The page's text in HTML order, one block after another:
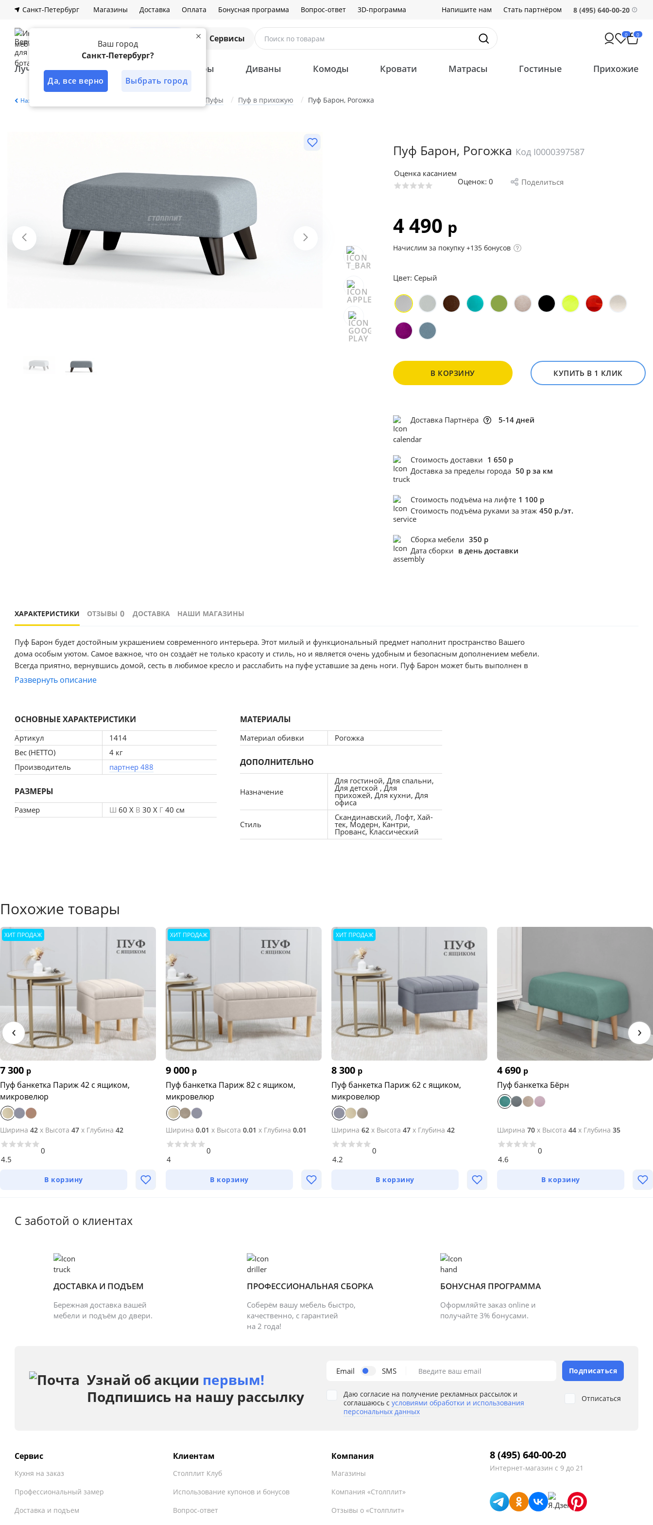
Ваш город
Санкт-Петербург?
Да, все верно Выбрать город
Санкт-Петербург Магазины Доставка Оплата Бонусная программа Вопрос-ответ 3D-программа Напишите нам Стать партнёром 8 (495) 640-00-20
Сервисы Поиск по товарам 0 0
Лучшее решение Шкафы Диваны Комоды Кровати Матрасы Гостиные Прихожие
Назад Пуфы Пуф в прихожую Пуф Барон, Рогожка
Пуф Барон, Рогожка Код I0000397587
Оценка касанием
Оценок: 0 Поделиться
4 490 р
Начислим за покупку +135 бонусов
Цвет: Серый
В КОРЗИНУ КУПИТЬ В 1 КЛИК
Доставка Партнёра 5-14 дней
Стоимость доставки 1 650 р
Доставка за пределы города 50 р за км
Стоимость подъёма на лифте 1 100 р
Стоимость подъёма руками за этаж 450 р./эт.
Сборка мебели 350 р
Дата сборки в день доставки
ХАРАКТЕРИСТИКИ ОТЗЫВЫ 0 ДОСТАВКА НАШИ МАГАЗИНЫ
Пуф Барон будет достойным украшением современного интерьера. Этот милый и функциональный предмет наполнит пространство Вашего
дома особым уютом. Самое важное, что он создаёт не только красоту и стиль, но и является очень удобным и безопасным дополнением мебели.
Всегда приятно, вернувшись домой, сесть в любимое кресло и расслабить на пуфе уставшие за день ноги. Пуф Барон может быть выполнен в
Развернуть описание
ОСНОВНЫЕ ХАРАКТЕРИСТИКИ
Артикул
1414
Вес (НЕТТО)
4 кг
Производитель
партнер 488
РАЗМЕРЫ
Размер Ш 60 X В 30 X Г40 см
МАТЕРИАЛЫ
Материал обивки Рогожка
ДОПОЛНИТЕЛЬНО
Назначение
Для гостиной, Для спальни,
Для детской , Для
прихожей, Для кухни, Для
офиса
Стиль
Скандинавский, Лофт, Хай-
тек, Модерн, Кантри,
Прованс, Классический
Похожие товары
ХИТ ПРОДАЖ
7 300 р
Пуф банкетка Париж 42 с ящиком,
микровелюр
Ширина 42 x Высота 47 x Глубина 42
4.5
0
В корзину
ХИТ ПРОДАЖ
9 000 р
Пуф банкетка Париж 82 с ящиком,
микровелюр
Ширина 0.01 x Высота 0.01 x Глубина 0.01
4
0
В корзину
ХИТ ПРОДАЖ
8 300 р
Пуф банкетка Париж 62 с ящиком,
микровелюр
Ширина 62 x Высота 47 x Глубина 42
4.2
0
В корзину
4 690 р
Пуф банкетка Бёрн
Ширина 70 x Высота 44 x Глубина 35
4.6
0
В корзину
‹ ›
С заботой о клиентах
ДОСТАВКА И ПОДЪЕМ
Бережная доставка вашей
мебели и подъём до двери.
ПРОФЕССИОНАЛЬНАЯ СБОРКА
Соберём вашу мебель быстро,
качественно, с гарантией
на 2 года!
БОНУСНАЯ ПРОГРАММА
Оформляйте заказ online и
получайте 3% бонусами.
Узнай об акции первым!
Подпишись на нашу рассылку
Email SMS Введите ваш email Подписаться
Даю согласие на получение рекламных рассылок и
соглашаюсь с условиями обработки и использования
персональных данных
Отписаться
Сервис
Кухня на заказ
Профессиональный замер
Доставка и подъем
Клиентам
Столплит Клуб
Использование купонов и бонусов
Вопрос-ответ
Компания
Магазины
Компания «Столплит»
Отзывы о «Столплит»
8 (495) 640-00-20
Интернет-магазин с 9 до 21